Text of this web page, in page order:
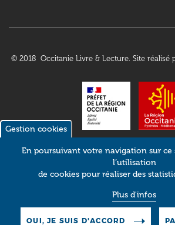
© 2018 Occitanie Livre & Lecture. Site réalisé
Gestion cookies
En poursuivant votre navigation sur ce
l’utilisation
de cookies pour réaliser des
Plus d'infos
OUI, JE SUIS D'ACCORD